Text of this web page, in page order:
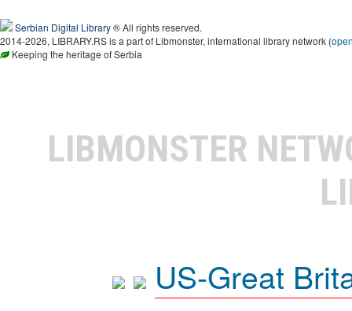
Serbian Digital Library® All rights reserved.
2014-2026, LIBRARY.RS is a part of Libmonster, international library network (
Keeping the heritage of Serbia
LIBMONSTER
US-Great